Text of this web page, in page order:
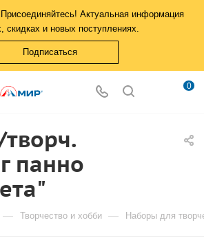
Актуальная информация
скидках и новых поступлениях.
Подписаться
0
панно
— Творчество и хобби — Наборы для